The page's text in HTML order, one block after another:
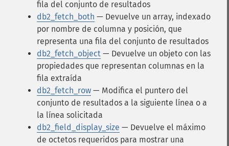
fila del conjunto de resultados
db2_fetch_both — Devuelve un array, indexado
por nombre de columna y posición, que
representa una fila del conjunto de resultados
db2_fetch_object — Devuelve un objeto con las
propiedades que representan columnas en la
fila extraída
db2_fetch_row — Modifica el puntero del
conjunto de resultados a la siguiente línea o a
la línea solicitada
db2_field_display_size — Devuelve el máximo
de octetos requeridos para mostrar una